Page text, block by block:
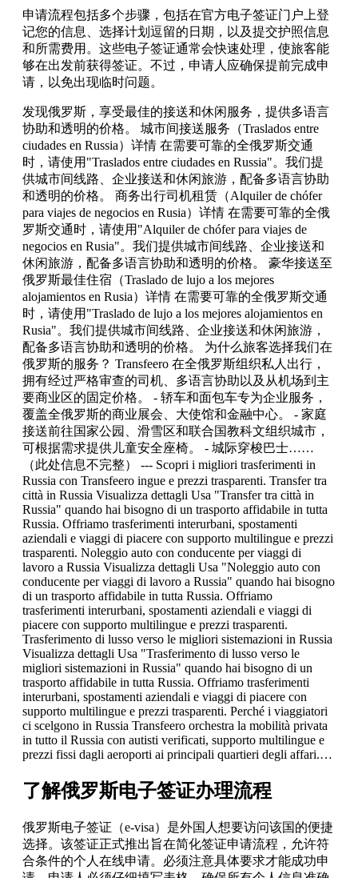
申请流程包括多个步骤，包括在官方电子签证门户上登
记您的信息、选择计划逗留的日期，以及提交护照信息
和所需费用。这些电子签证通常会快速处理，使旅客能
够在出发前获得签证。不过，申请人应确保提前完成申
请，以免出现临时问题。
发现俄罗斯，享受最佳的接送和休闲服务，提供多语言
协助和透明的价格。 城市间接送服务（Traslados entre
ciudades en Russia）详情 在需要可靠的全俄罗斯交通
时，请使用"Traslados entre ciudades en Russia"。我们提
供城市间线路、企业接送和休闲旅游，配备多语言协助
和透明的价格。 商务出行司机租赁（Alquiler de chófer
para viajes de negocios en Rusia）详情 在需要可靠的全俄
罗斯交通时，请使用"Alquiler de chófer para viajes de
negocios en Rusia"。我们提供城市间线路、企业接送和
休闲旅游，配备多语言协助和透明的价格。 豪华接送至
俄罗斯最佳住宿（Traslado de lujo a los mejores
alojamientos en Rusia）详情 在需要可靠的全俄罗斯交通
时，请使用"Traslado de lujo a los mejores alojamientos en
Rusia"。我们提供城市间线路、企业接送和休闲旅游，
配备多语言协助和透明的价格。 为什么旅客选择我们在
俄罗斯的服务？ Transfeero 在全俄罗斯组织私人出行，
拥有经过严格审查的司机、多语言协助以及从机场到主
要商业区的固定价格。 - 轿车和面包车专为企业服务，
覆盖全俄罗斯的商业展会、大使馆和金融中心。 - 家庭
接送前往国家公园、滑雪区和联合国教科文组织城市，
可根据需求提供儿童安全座椅。 - 城际穿梭巴士……
（此处信息不完整） --- Scopri i migliori trasferimenti in
Russia con Transfeero ingue e prezzi trasparenti. Transfer tra
città in Russia Visualizza dettagli Usa "Transfer tra città in
Russia" quando hai bisogno di un trasporto affidabile in tutta
Russia. Offriamo trasferimenti interurbani, spostamenti
aziendali e viaggi di piacere con supporto multilingue e prezzi
trasparenti. Noleggio auto con conducente per viaggi di
lavoro a Russia Visualizza dettagli Usa "Noleggio auto con
conducente per viaggi di lavoro a Russia" quando hai bisogno
di un trasporto affidabile in tutta Russia. Offriamo
trasferimenti interurbani, spostamenti aziendali e viaggi di
piacere con supporto multilingue e prezzi trasparenti.
Trasferimento di lusso verso le migliori sistemazioni in Russia
Visualizza dettagli Usa "Trasferimento di lusso verso le
migliori sistemazioni in Russia" quando hai bisogno di un
trasporto affidabile in tutta Russia. Offriamo trasferimenti
interurbani, spostamenti aziendali e viaggi di piacere con
supporto multilingue e prezzi trasparenti. Perché i viaggiatori
ci scelgono in Russia Transfeero orchestra la mobilità privata
in tutto il Russia con autisti verificati, supporto multilingue e
prezzi fissi dagli aeroporti ai principali quartieri degli affari.…
了解俄罗斯电子签证办理流程
俄罗斯电子签证（e-visa）是外国人想要访问该国的便捷
选择。该签证正式推出旨在简化签证申请流程，允许符
合条件的个人在线申请。必须注意具体要求才能成功申